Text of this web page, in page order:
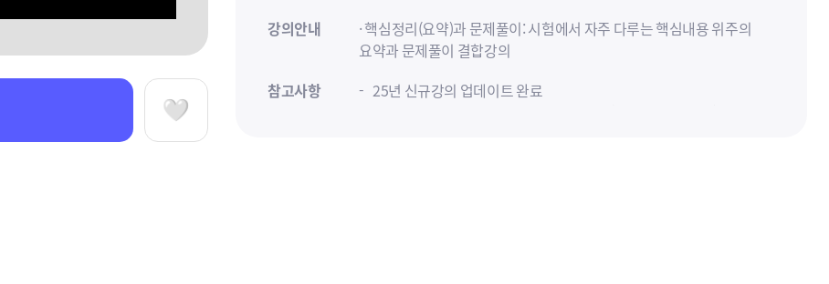
찜하기
강의안내
· 핵심정리(요약)과 문제풀이: 시험에서 자주 다루는 핵심내용 위주의
요약과 문제풀이 결합강의
참고사항
25년 신규강의 업데이트 완료